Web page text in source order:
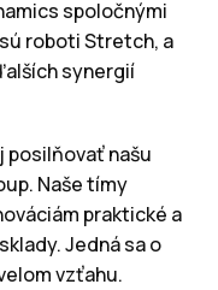
spoločnými
roboti Stretch, a
synergií
posilňovať našu
Naše tímy
praktické a
Jedná sa o
vzťahu.